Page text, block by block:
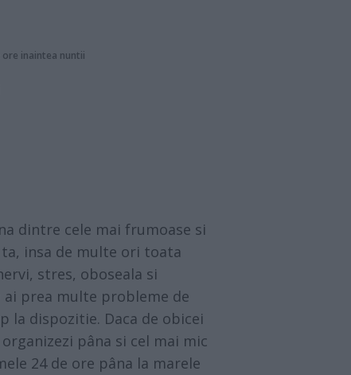
inaintea nuntii
dintre cele mai frumoase si
insa de multe ori toata
stres, oboseala si
prea multe probleme de
la dispozitie. Daca de obicei
pâna si cel mai mic
24 de ore pâna la marele